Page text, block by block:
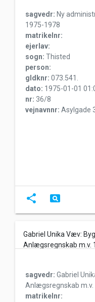
sagvedr: Ny
1975-1978
matrikelnr:
ejerlav:
sogn: Thisted
person:
gldknr: 073.541.
dato: 1975-01-01
nr: 36/8
vejnavnnr: Asylgade
share pageview
Gabriel Unika Væv:
Anlægsregnskab m.v.
sagvedr: Gabriel
Anlægsregnskab m.v.
matrikelnr: